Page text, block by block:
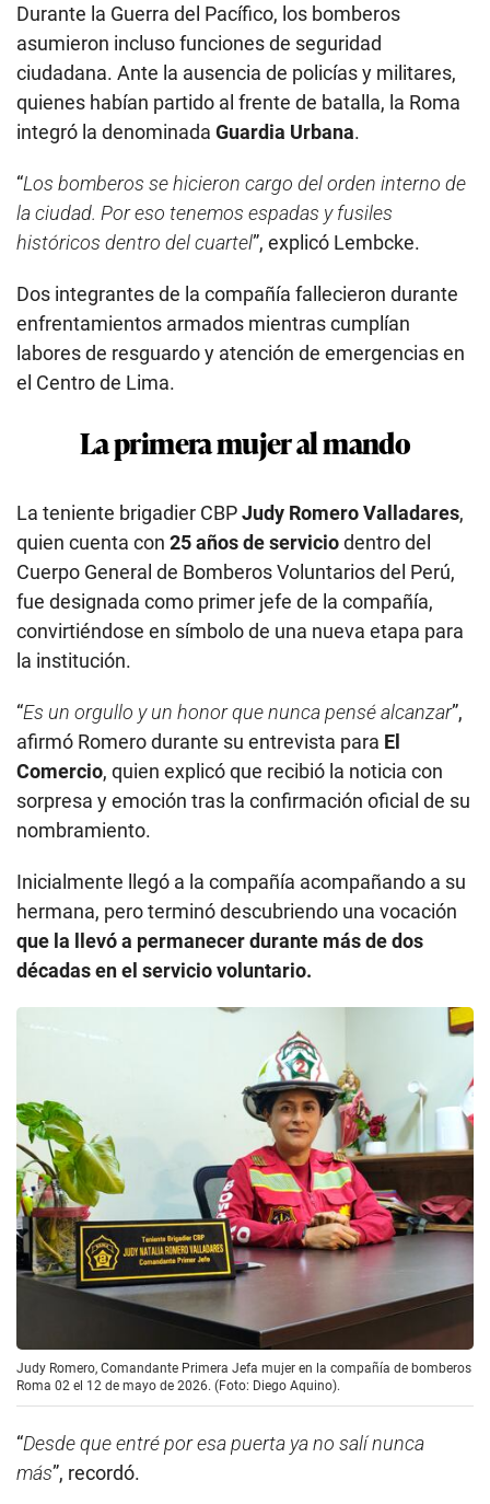
Durante la Guerra del Pacífico, los bomberos
asumieron incluso funciones de seguridad
ciudadana. Ante la ausencia de policías y militares,
quienes habían partido al frente de batalla, la Roma
integró la denominada Guardia Urbana.
“Los bomberos se hicieron cargo del orden interno de
la ciudad. Por eso tenemos espadas y fusiles
históricos dentro del cuartel”, explicó Lembcke.
Dos integrantes de la compañía fallecieron durante
enfrentamientos armados mientras cumplían
labores de resguardo y atención de emergencias en
el Centro de Lima.
La primera mujer al mando
La teniente brigadier CBPJudy Romero Valladares,
quien cuenta con 25 años de serviciodentro del
Cuerpo General de Bomberos Voluntarios del Perú,
fue designada como primer jefe de la compañía,
convirtiéndose en símbolo de una nueva etapa para
la institución.
“Es un orgullo y un honor que nunca pensé alcanzar”,
afirmó Romero durante su entrevista para El
Comercio, quien explicó que recibió la noticia con
sorpresa y emoción tras la confirmación oficial de su
nombramiento.
Inicialmente llegó a la compañía acompañando a su
hermana, pero terminó descubriendo una vocación
que la llevó a permanecer durante más de dos
décadas en el servicio voluntario.
Judy Romero, Comandante Primera Jefa mujer en la compañía de bomberos
Roma 02 el 12 de mayo de 2026. (Foto: Diego Aquino).
“Desde que entré por esa puerta ya no salí nunca
más”, recordó.